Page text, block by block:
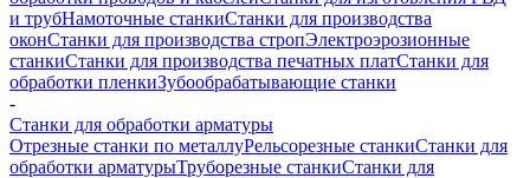
и трубНамоточные станкиСтанки для производства
оконСтанки для производства стропЭлектроэрозионные
станкиСтанки для производства печатных платСтанки для
обработки пленкиЗубообрабатывающие станки
-
Станки для обработки арматуры
Отрезные станки по металлуРельсорезные станкиСтанки для
обработки арматурыТруборезные станкиСтанки для